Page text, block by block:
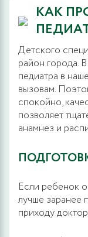
КАК
Детского
район города.
педиатра в
вызовам.
спокойно,
позволяет
анамнез и
Если ребенок
лучше заранее
приходу